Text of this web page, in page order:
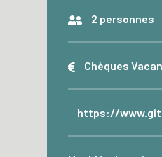
2 personnes
Chèques
https://